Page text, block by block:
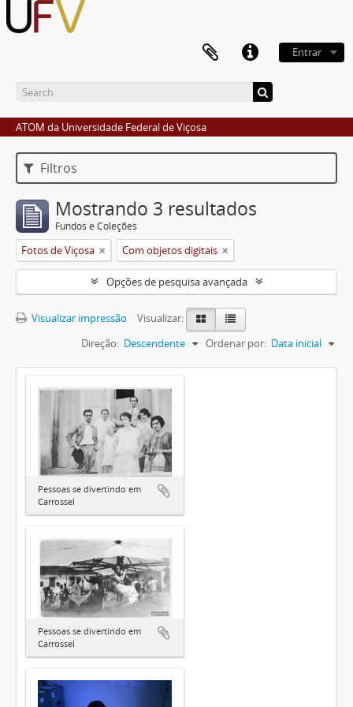
Entrar
ATOM da Universidade Federal de Viçosa
Filtros
Mostrando 3 resultados
Fundos e Coleções
Fotos de Viçosa Com objetos digitais
Opções de pesquisa avançada
Visualizar impressão
Visualizar:
Ordenar por: Data inicial
Direção: Descendente
Pessoas se divertindo em
Carrossel
Pessoas se divertindo em
Carrossel